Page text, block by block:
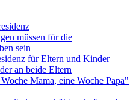
müssen für die
sein
für Eltern und Kinder
an beide Eltern
Mama, eine Woche Papa"